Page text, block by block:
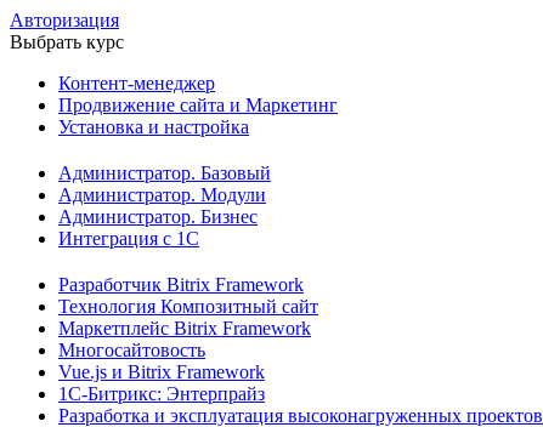
Авторизация
Выбрать курс
Контент-менеджер
Продвижение сайта и Маркетинг
Установка и настройка
Администратор. Базовый
Администратор. Модули
Администратор. Бизнес
Интеграция с 1С
Разработчик Bitrix Framework
Технология Композитный сайт
Маркетплейс Bitrix Framework
Многосайтовость
Vue.js и Bitrix Framework
1С-Битрикс: Энтерпрайз
Разработка и эксплуатация высоконагруженных проектов